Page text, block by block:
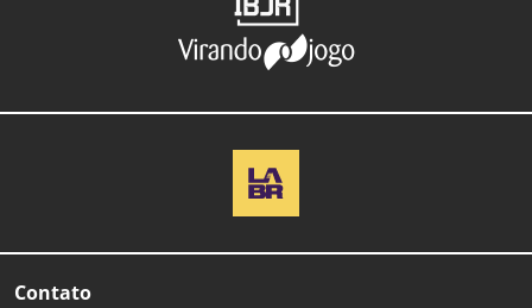
Contato